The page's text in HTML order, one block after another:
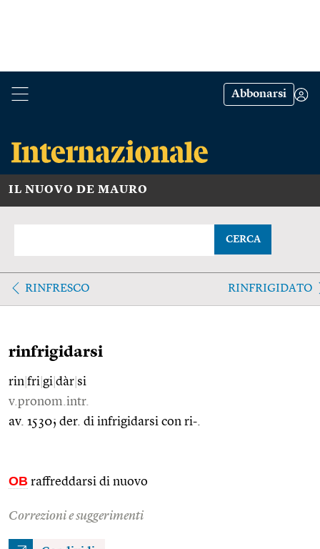
Abbonarsi
IL NUOVO DE MAURO
CERCA
RINFRESCO RINFRIGIDATO
rinfrigidarsi
rin fri gi dàr si
v.pronom.intr.
av. 1530; der. di infrigidarsi con ri-.
OB raffreddarsi di nuovo
Correzioni e suggerimenti